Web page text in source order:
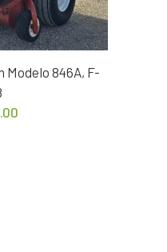
846A, F-